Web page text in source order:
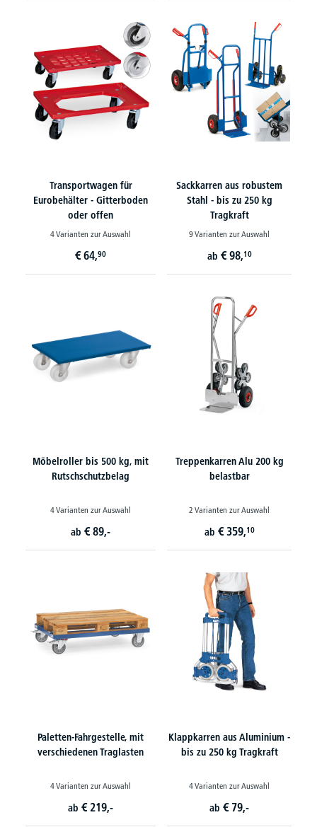
Transportwagen für
Eurobehälter - Gitterboden
oder offen
4 Varianten zur Auswahl
€ 64,90
Sackkarren aus robustem
Stahl - bis zu 250 kg
Tragkraft
9 Varianten zur Auswahl
ab € 98,10
Möbelroller bis 500 kg, mit
Rutschschutzbelag
4 Varianten zur Auswahl
ab € 89,-
Treppenkarren Alu 200 kg
belastbar
2 Varianten zur Auswahl
ab € 359,10
Paletten-Fahrgestelle, mit
verschiedenen Traglasten
4 Varianten zur Auswahl
ab € 219,-
Klappkarren aus Aluminium -
bis zu 250 kg Tragkraft
4 Varianten zur Auswahl
ab € 79,-